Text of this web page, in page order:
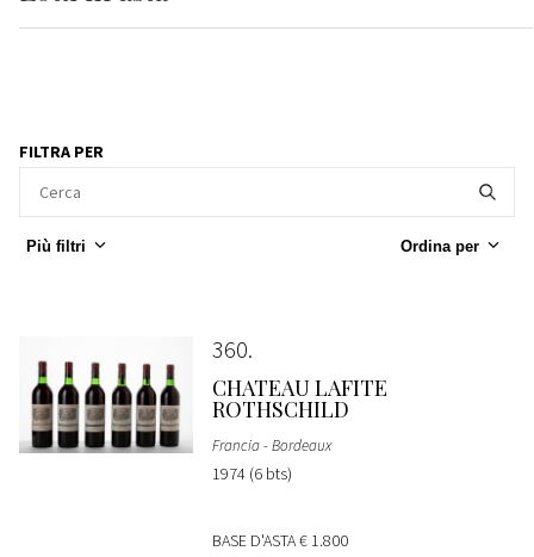
FILTRA PER
Più filtri Ordina per
360
CHATEAU LAFITE
ROTHSCHILD
Francia - Bordeaux
1974 (6 bts)
BASE D'ASTA€ 1.800